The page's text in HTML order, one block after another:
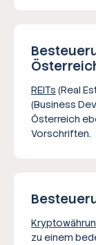
REITs (Real
(Business
Österreich
Vorschriften.
zu einem